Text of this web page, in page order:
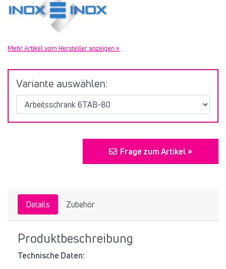
Mehr Artikel vom Hersteller anzeigen »
Variante auswählen:
Frage zum Artikel »
Details Zubehör
Produktbeschreibung
Technische Daten: